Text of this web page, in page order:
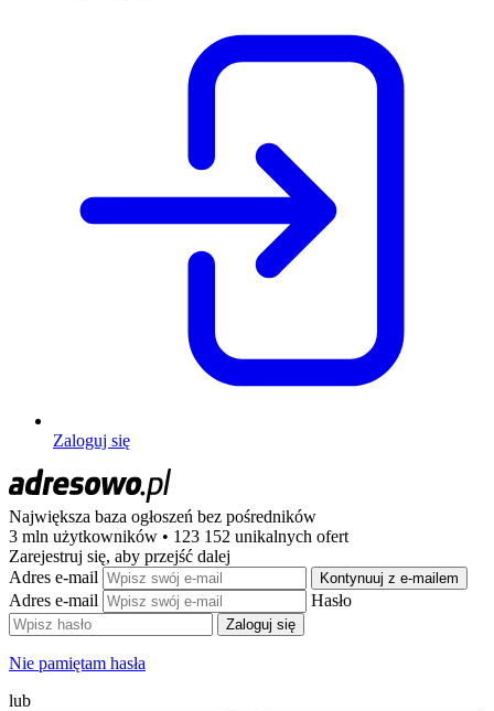
Zaloguj się
Największa baza ogłoszeń bez pośredników
3 mln użytkowników • 123 152 unikalnych ofert
Zarejestruj się, aby przejść dalej
Adres e-mail
Kontynuuj z e-mailem
Adres e-mail Hasło
Zaloguj się
Nie pamiętam hasła
lub